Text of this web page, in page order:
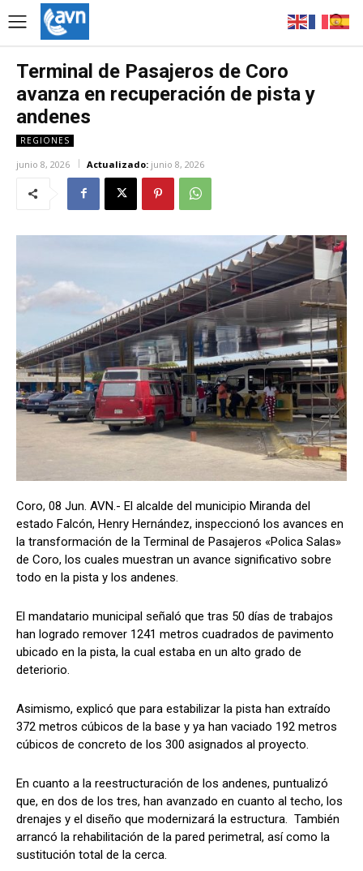
Terminal de Pasajeros de Coro
avanza en recuperación de pista y
andenes
REGIONES
junio 8, 2026 Actualizado: junio 8, 2026
Coro, 08 Jun. AVN.- El alcalde del municipio Miranda del
estado Falcón, Henry Hernández, inspeccionó los avances en
la transformación de la Terminal de Pasajeros «Polica Salas»
de Coro, los cuales muestran un avance significativo sobre
todo en la pista y los andenes.
El mandatario municipal señaló que tras 50 días de trabajos
han logrado remover 1241 metros cuadrados de pavimento
ubicado en la pista, la cual estaba en un alto grado de
deteriorio.
Asimismo, explicó que para estabilizar la pista han extraído
372 metros cúbicos de la base y ya han vaciado 192 metros
cúbicos de concreto de los 300 asignados al proyecto.
En cuanto a la reestructuración de los andenes, puntualizó
que, en dos de los tres, han avanzado en cuanto al techo, los
drenajes y el diseño que modernizará la estructura. También
arrancó la rehabilitación de la pared perimetral, así como la
sustitución total de la cerca.